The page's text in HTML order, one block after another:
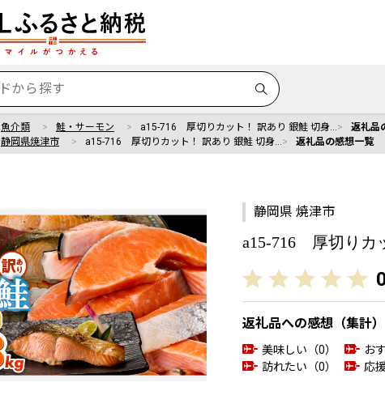
魚介類 鮭・サーモン a15-716 厚切りカット！ 訳あり 銀鮭 切身…
返礼品
静岡県焼津市 a15-716 厚切りカット！ 訳あり 銀鮭 切身… 返礼品の感想一覧
静岡県 焼津市
a15-716 厚切りカ
返礼品への感想（集計）
美味しい（0） お
訪れたい（0）
応